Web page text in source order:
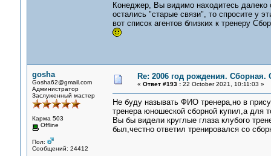
Конеджер, Вы видимо находитесь
остались "старые связи", то спросите у
вот список агентов близких к тренеру
gosha
Gosha62@gmail.com
Администратор
Заслуженный мастер
Карма 503
Offline
Пол:
Сообщений: 24412
Re: 2006 год рождения.
« Ответ #193 :22 October 2021, 10:11:03 »
Не буду называть ФИО тренера,но в
тренера юношеской сборной купил,а для
Вы бы видели круглые глаза клубого
был,честно ответил тренировался со